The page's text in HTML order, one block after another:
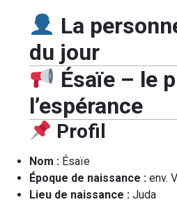
La
du jour
Ésaïe – le
l’espérance
Profil
Nom : Ésaïe
Époque de naissance : env.
Lieu de naissance : Juda